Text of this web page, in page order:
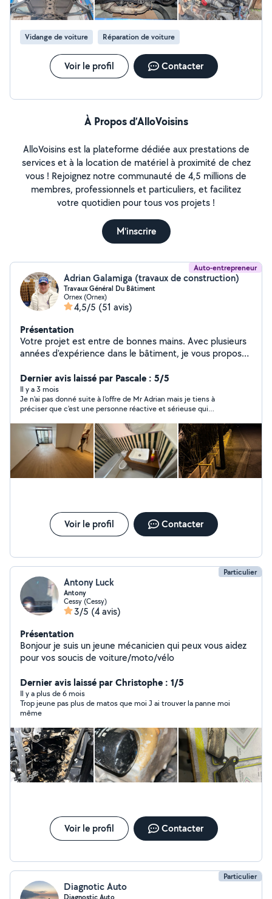
Vidange de voiture Réparation de voiture
Voir le profil Contacter
À Propos d’AlloVoisins
AlloVoisins est la plateforme dédiée aux prestations de
services et à la location de matériel à proximité de chez
vous ! Rejoignez notre communauté de 4,5 millions de
membres, professionnels et particuliers, et facilitez
votre quotidien pour tous vos projets !
M'inscrire
Auto-entrepreneur
Adrian Galamiga (travaux de construction)
Travaux Général Du Bâtiment
Ornex (Ornex)
4,5/5 (51 avis)
Présentation
Votre projet est entre de bonnes mains. Avec plusieurs
années d'expérience dans le bâtiment, je vous propose
extérieure, adaptées à vos besoins et à votre budget.
Sérieux, organisé et à l'écoute, je vous accompagne de
la première prise de contact jusqu'à la fin des travaux,
avec un suivi clair à chaque étape. - Travail soigné et
finition de qualité. - Respect des délais annoncé -
Conseils professionnels et solutions adaptées. - Prix
justes et transparents - Devis gratuit Mon objectif : vous
offrir un résultat durable et à la hauteur de vos attentes.
Dernier avis laissé par Pascale : 5/5
Il y a 3 mois
Je n'ai pas donné suite à l'offre de Mr Adrian mais je tiens à
préciser que c'est une personne réactive et sérieuse qui
les travaux à réaliser de plus il est très sympathique !
Voir le profil Contacter
Particulier
Antony Luck
Antony
Cessy (Cessy)
3/5 (4 avis)
Présentation
Bonjour je suis un jeune mécanicien qui peux vous aidez
pour vos soucis de voiture/moto/vélo
Dernier avis laissé par Christophe : 1/5
Il y a plus de 6 mois
Trop jeune pas plus de matos que moi J ai trouver la panne moi
même
Voir le profil Contacter
Particulier
Diagnotic Auto